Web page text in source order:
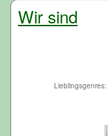
Wir sind